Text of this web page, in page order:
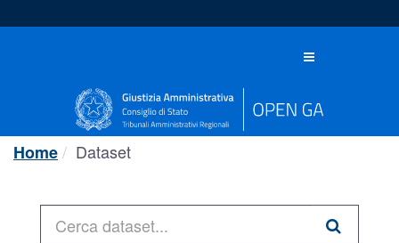
al
Toggle
Home Dataset